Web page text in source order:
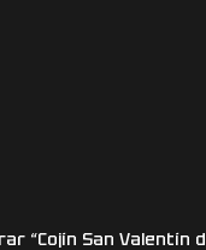
“Cojín San Valentín